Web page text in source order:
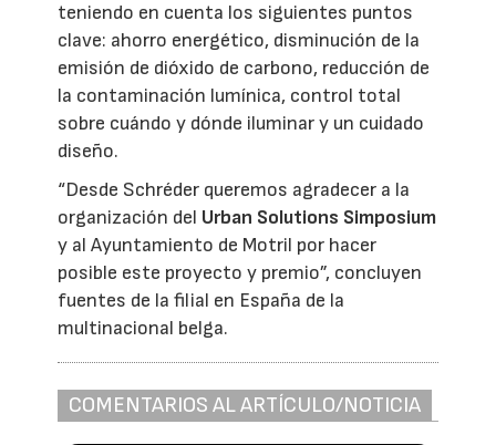
teniendo en cuenta los siguientes puntos
clave: ahorro energético, disminución de la
emisión de dióxido de carbono, reducción de
la contaminación lumínica, control total
sobre cuándo y dónde iluminar y un cuidado
diseño.
“Desde Schréder queremos agradecer a la
organización del Urban Solutions Simposium
y al Ayuntamiento de Motril por hacer
posible este proyecto y premio”, concluyen
fuentes de la filial en España de la
multinacional belga.
COMENTARIOS AL ARTÍCULO/NOTICIA